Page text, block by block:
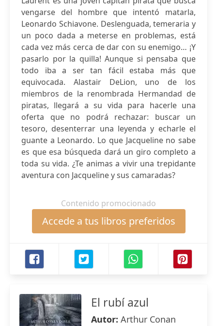
vengarse del hombre que intentó matarla,
Leonardo Schiavone. Deslenguada, temeraria y
un poco dada a meterse en problemas, está
cada vez más cerca de dar con su enemigo… ¡Y
pasarlo por la quilla! Aunque si pensaba que
todo iba a ser tan fácil estaba más que
equivocada. Alastair DeLion, uno de los
miembros de la renombrada Hermandad de
piratas, llegará a su vida para hacerle una
oferta que no podrá rechazar: buscar un
tesoro, desenterrar una leyenda y echarle el
guante a Leonardo. Lo que Jacqueline no sabe
es que esa búsqueda dará un giro completo a
toda su vida. ¿Te animas a vivir una trepidante
aventura con Jacqueline y sus camaradas?
Contenido promocionado
Accede a tus libros preferidos
El rubí azul
Autor: Arthur Conan